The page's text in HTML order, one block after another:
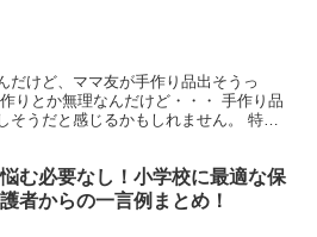
だけど、ママ友が手作り品出そうっ
りとか無理なんだけど・・・ 手作り品
そうだと感じるかもしれません。 特
悩む必要なし！小学校に最適な保
護者からの一言例まとめ！